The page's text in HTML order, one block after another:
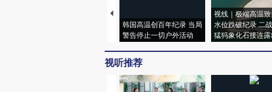
韩国高温创百年纪录 当局
警告停止一切户外活动
视线｜极端高温
水位跌破纪录 二
猛犸象化石接连露
视听推荐